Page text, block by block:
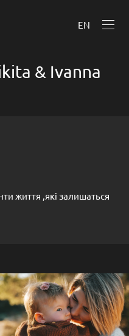
EN
& Ivanna
життя ,які залишаться